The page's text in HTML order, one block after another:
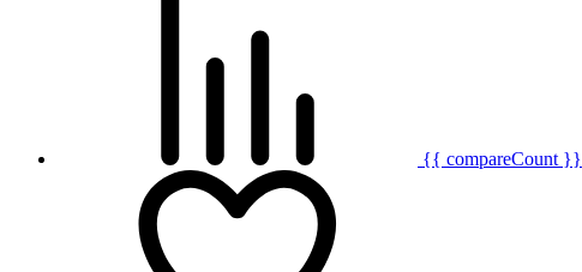
{{ compareCount }}